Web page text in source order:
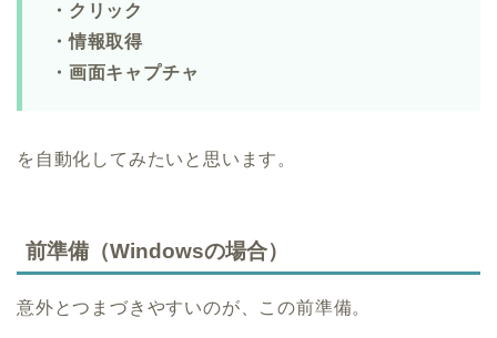
・クリック
・情報取得
・画面キャプチャ
を自動化してみたいと思います。
前準備（Windowsの場合）
意外とつまづきやすいのが、この前準備。